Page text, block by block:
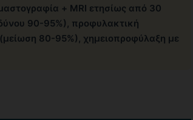
+ MRI ετησίως από 30
90-95%), προφυλακτική
80-95%), χημειοπροφύλαξη με